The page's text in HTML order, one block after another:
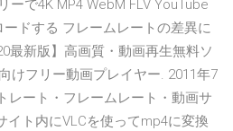
ーで4K MP4 WebM FLV YouTube
ドする フレームレートの差異に
最新版】高画質・動画再生無料ソ
けフリー動画プレイヤー. 2011年7
レート・フレームレート・動画サ
イト内にVLCを使ってmp4に変換